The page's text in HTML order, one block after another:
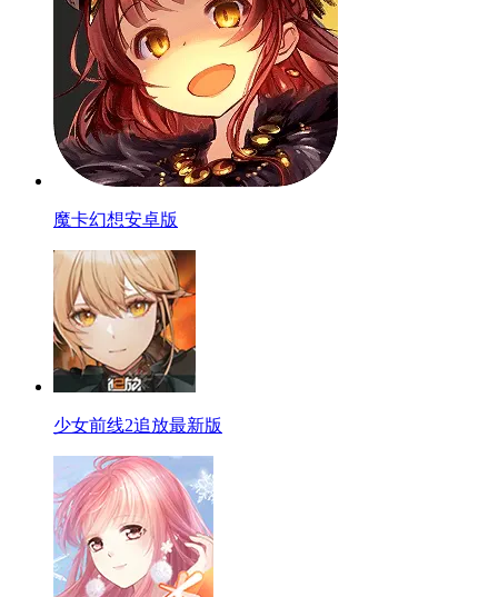
魔卡幻想安卓版
少女前线2追放最新版